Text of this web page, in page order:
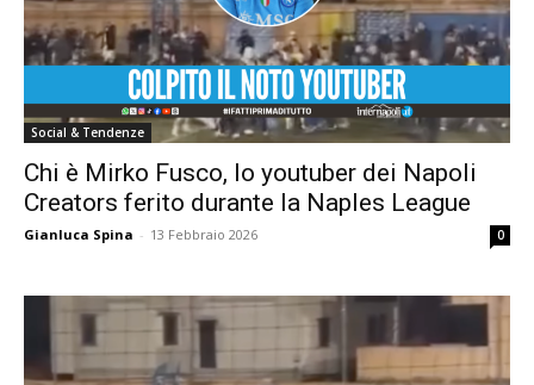
Social & Tendenze
Chi è Mirko Fusco, lo youtuber dei Napoli
Creators ferito durante la Naples League
Gianluca Spina - 13 Febbraio 2026 0